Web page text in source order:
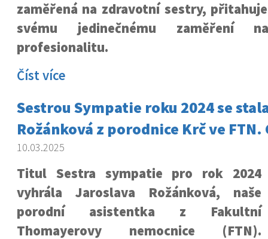
zaměřená na zdravotní sestry,
svému jedinečnému zaměření
profesionalitu.
Číst více
Sestrou Sympatie roku 2024 se
Rožánková z porodnice Krč ve
10.03.2025
Titul Sestra sympatie pro rok 2024
vyhrála Jaroslava Rožánková, naše
porodní asistentka z Fakultní
Thomayerovy nemocnice (FTN).